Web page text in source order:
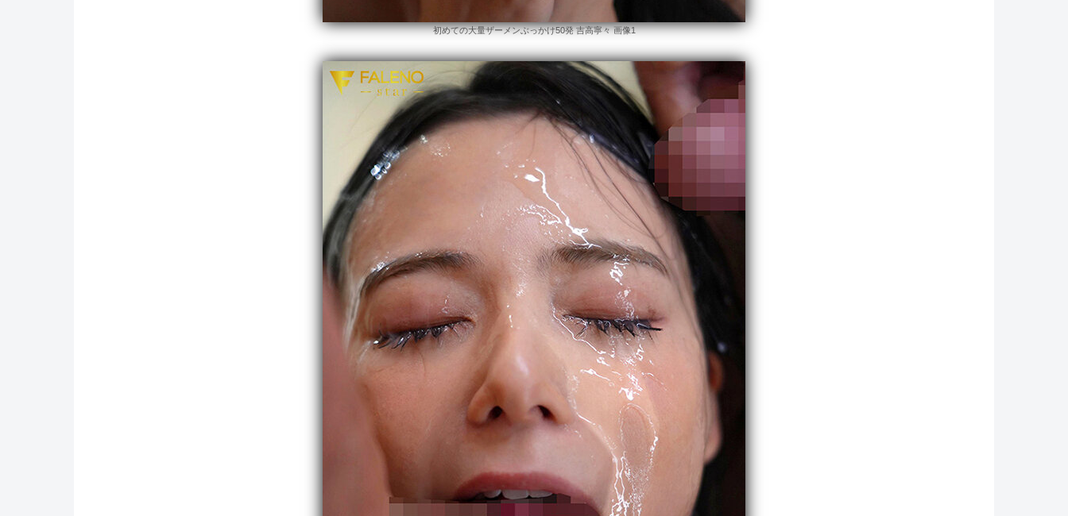
初めての大量ザーメンぶっかけ50発 吉高寧々 画像1